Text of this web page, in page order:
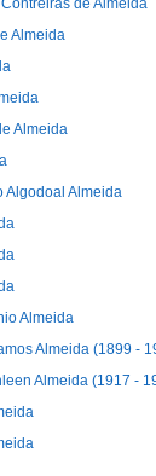
de Almeida
Almeida
Almeida
Algodoal Almeida
Almeida
Almeida (1899 -
Almeida (1917 -